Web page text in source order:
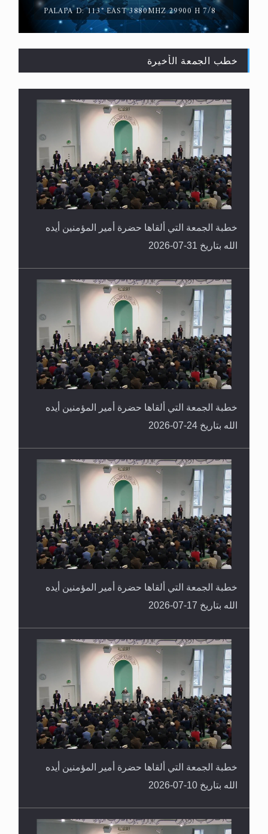
القرآن قاضٍ وحكمٌ على السنة ومهيمنٌ عليها.. ليس
العكس
PALAPA D: 113° EAST 3880MHZ 29900 H 7/8
خطب الجمعة الأخيرة
خطبة الجمعة التي ألقاها حضرة أمير المؤمنين أيده
الله بتاريخ 31-07-2026
خطبة الجمعة التي ألقاها حضرة أمير المؤمنين أيده
الله بتاريخ 24-07-2026
خطبة الجمعة التي ألقاها حضرة أمير المؤمنين أيده
الله بتاريخ 17-07-2026
خطبة الجمعة التي ألقاها حضرة أمير المؤمنين أيده
الله بتاريخ 10-07-2026